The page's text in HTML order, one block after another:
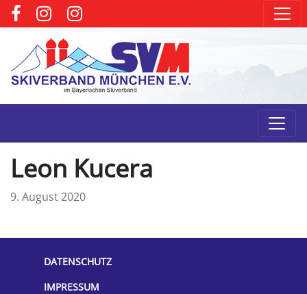
Leon Kucera
9. August 2020
DATENSCHUTZ
IMPRESSUM